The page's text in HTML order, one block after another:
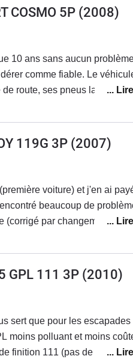
si une personne du
je suis preneur merci
COSMO 5P (2008)
10 ans sans aucun
comme fiable. Le
route, ses pneus larges sont
je dirais. Les plastiques
15 ans. Je regrette que les
comparables à ce modèle en
La gamme a évolué vers des
119G 3P (2007)
voiture) et j'en ai
beaucoup de
(corrigé par changement des
pour faire demi-tour,
en plus de l'entretien
niveaux...) m'a coûté plus
000km. Moral : ne pas
modèle roule (achetez-en
(petites dimensions)
le poids) et la finition enjoy
GPL 111 3P (2010)
sert que pour les escapades
moins polluant et moins
finition 111 (pas de choses